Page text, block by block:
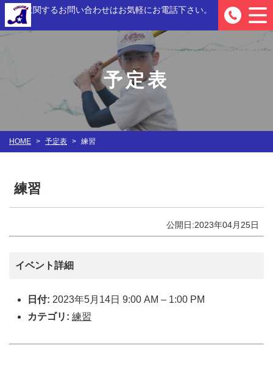
入部に関するお問い合わせはお気軽にお電話下さい。
予定表
HOME > 予定表 > 練習
練習
公開日:2023年04月25日
イベント詳細
日付: 2023年5月14日 9:00 AM – 1:00 PM
カテゴリ: 練習